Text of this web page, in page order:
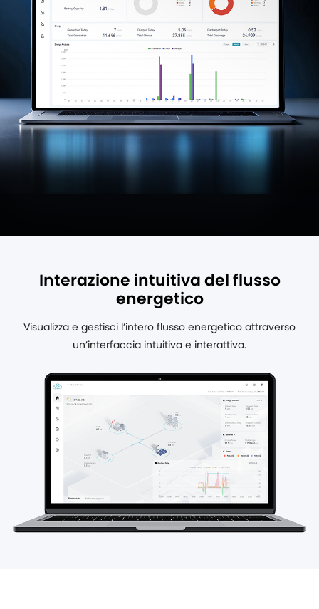
Interazione intuitiva del flusso
energetico
Visualizza e gestisci l’intero flusso energetico attraverso
un’interfaccia intuitiva e interattiva.